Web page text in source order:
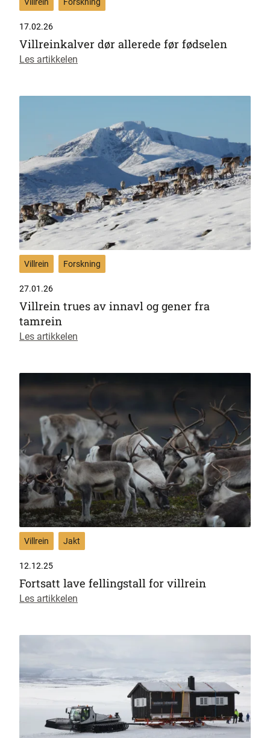
17.02.26
Villreinkalver dør allerede før fødselen
Les artikkelen
Villrein Forskning
27.01.26
Villrein trues av innavl og gener fra
tamrein
Les artikkelen
Villrein Jakt
12.12.25
Fortsatt lave fellingstall for villrein
Les artikkelen